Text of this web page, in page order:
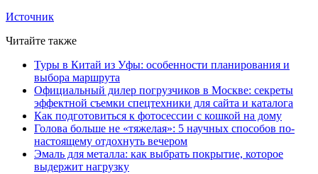
Источник
Читайте также
Туры в Китай из Уфы: особенности планирования и
выбора маршрута
Официальный дилер погрузчиков в Москве: секреты
эффектной съемки спецтехники для сайта и каталога
Как подготовиться к фотосессии с кошкой на дому
Голова больше не «тяжелая»: 5 научных способов по-
настоящему отдохнуть вечером
Эмаль для металла: как выбрать покрытие, которое
выдержит нагрузку